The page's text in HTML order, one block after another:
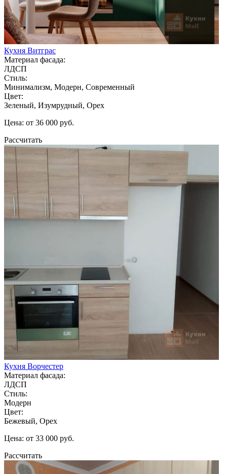
Кухня Витграс
Материал фасада:
ЛДСП
Стиль:
Минимализм, Модерн, Современный
Цвет:
Зеленый, Изумрудный, Орех
Цена: от 36 000 руб.
Рассчитать
Кухня Ворчестер
Материал фасада:
ЛДСП
Стиль:
Модерн
Цвет:
Бежевый, Орех
Цена: от 33 000 руб.
Рассчитать